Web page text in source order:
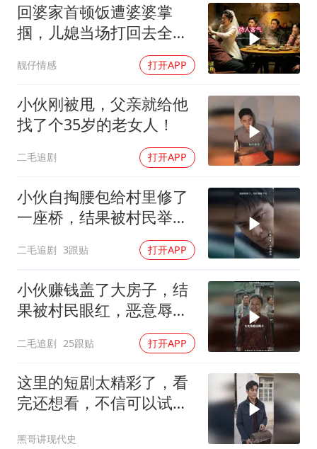
把党建设得更加坚强有力
宇树科技王兴兴身家有望超200亿元
中国养老床位“三连降”
哪吒汽车南宁工厂设备降价20%拍卖
奋进开新局 实干挑大梁
回婆家首顿饭遭婆婆掌
掴，儿媳当场打回去全家
靓仔情感 打开APP
小伙刚被甩，父亲就给他
找了个35岁的老女人！
二毛追剧 打开APP
小伙自掏腰包给村里修了
一座桥，结果被村民举报
二毛追剧 3跟贴 打开APP
小伙赚钱盖了大房子，结
果被村民眼红，恶意辱
二毛追剧 25跟贴 打开APP
这里的短剧太精彩了，看
完还想看，不信可以试
黑哥讲现代史